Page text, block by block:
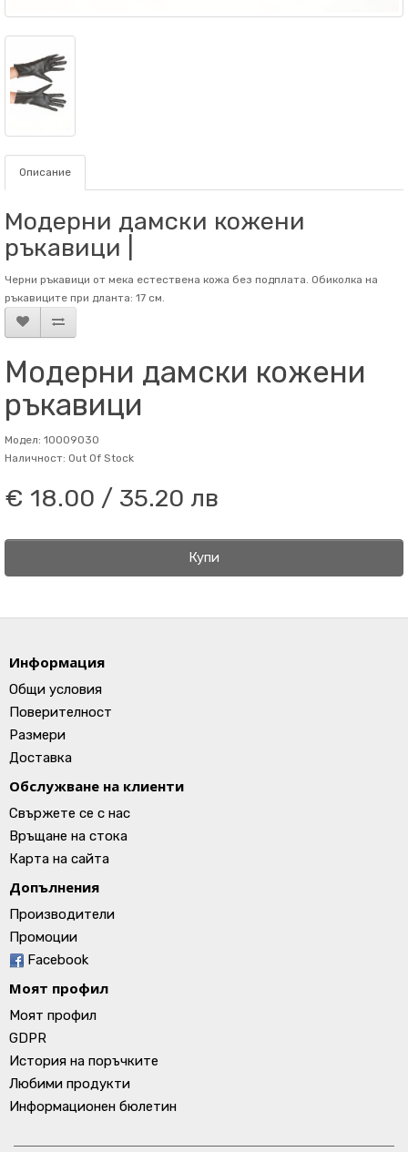
Описание
Модерни дамски кожени
ръкавици |
Черни ръкавици от мека естествена кожа без подплата. Обиколка на
ръкaвиците при дланта: 17 см.
Модерни дамски кожени
ръкавици
Модел: 10009030
Наличност: Out Of Stock
€ 18.00 / 35.20 лв
Купи
Информация
Общи условия
Поверителност
Размери
Доставка
Обслужване на клиенти
Свържете се с нас
Връщане на стока
Карта на сайта
Допълнения
Производители
Промоции
Facebook
Моят профил
Моят профил
GDPR
История на поръчките
Любими продукти
Информационен бюлетин